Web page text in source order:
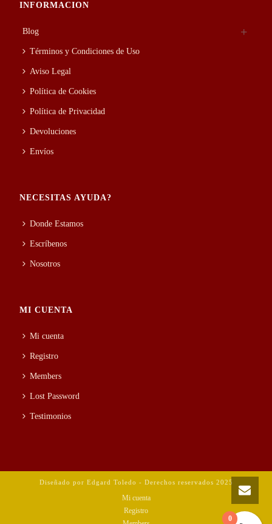
INFORMACION
Blog
Términos y Condiciones de Uso
Aviso Legal
Política de Cookies
Política de Privacidad
Devoluciones
Envíos
NECESITAS AYUDA?
Donde Estamos
Escríbenos
Nosotros
MI CUENTA
Mi cuenta
Registro
Members
Lost Password
Testimonios
Diseñado por Edgard Toledo - Derechos reservados 2025
Mi cuenta
Registro
0